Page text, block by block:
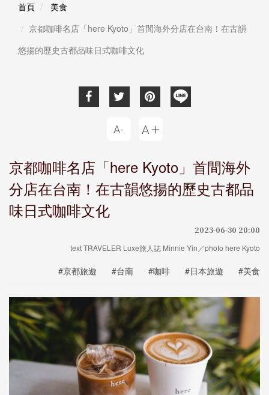
首頁
美食
京都咖啡名店「here Kyoto」首間海外分店在台南！在古韻
悠揚的歷史古都品味日式咖啡文化
京都咖啡名店「here Kyoto」首間海外
分店在台南！在古韻悠揚的歷史古都品
味日式咖啡文化
2023-06-30 20:00
text TRAVELER Luxe旅人誌 Minnie Yin／photo here Kyoto
#京都旅遊 #台南 #咖啡 #日本旅遊 #美食